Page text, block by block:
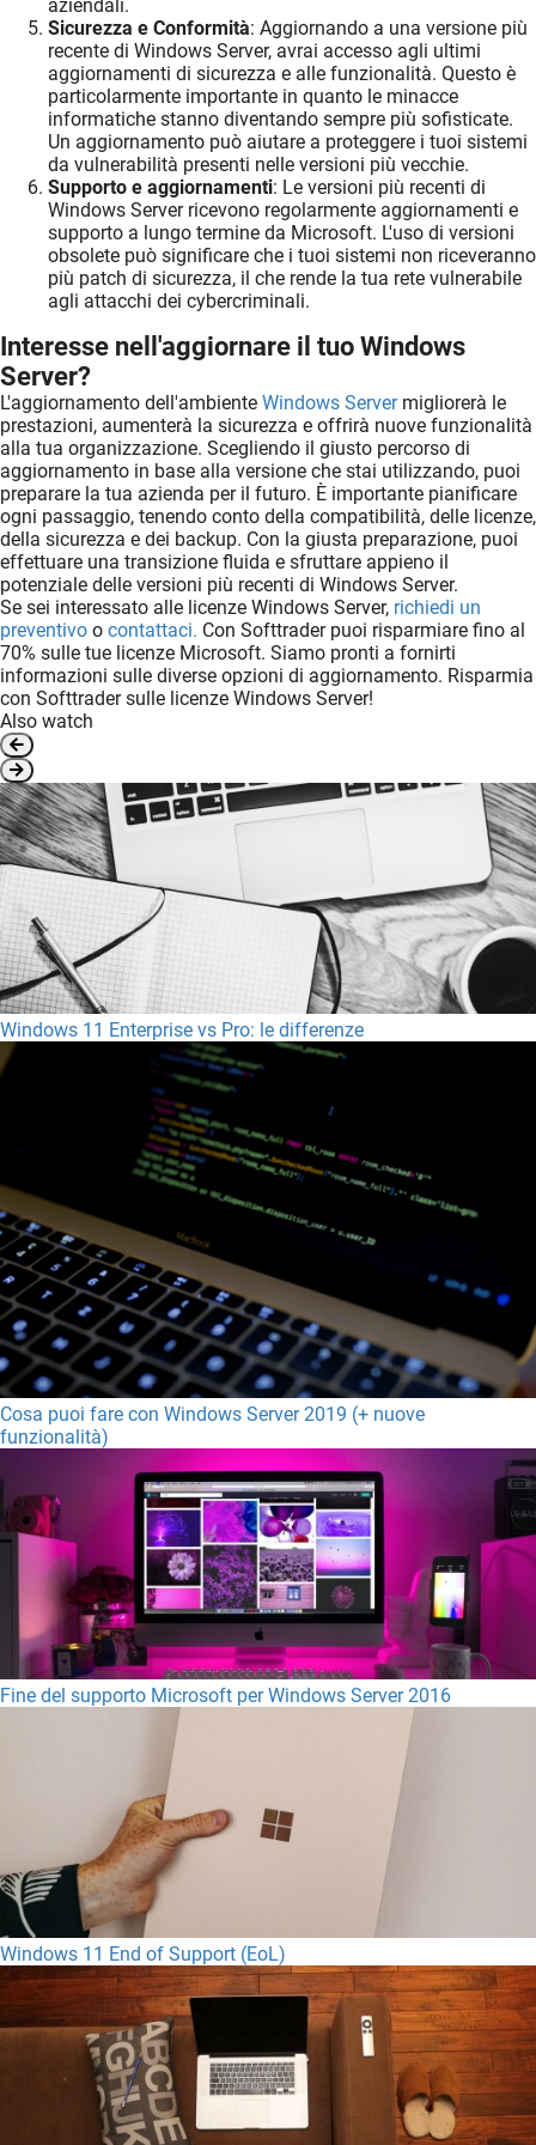
aziendali.
Sicurezza e Conformità: Aggiornando a una versione più
recente di Windows Server, avrai accesso agli ultimi
aggiornamenti di sicurezza e alle funzionalità. Questo è
particolarmente importante in quanto le minacce
informatiche stanno diventando sempre più sofisticate.
Un aggiornamento può aiutare a proteggere i tuoi sistemi
da vulnerabilità presenti nelle versioni più vecchie.
Supporto e aggiornamenti: Le versioni più recenti di
Windows Server ricevono regolarmente aggiornamenti e
supporto a lungo termine da Microsoft. L'uso di versioni
obsolete può significare che i tuoi sistemi non riceveranno
più patch di sicurezza, il che rende la tua rete vulnerabile
agli attacchi dei cybercriminali.
Interesse nell'aggiornare il tuo Windows
Server?
L'aggiornamento dell'ambiente Windows Servermigliorerà le
prestazioni, aumenterà la sicurezza e offrirà nuove funzionalità
alla tua organizzazione. Scegliendo il giusto percorso di
aggiornamento in base alla versione che stai utilizzando, puoi
preparare la tua azienda per il futuro. È importante pianificare
ogni passaggio, tenendo conto della compatibilità, delle licenze,
della sicurezza e dei backup. Con la giusta preparazione, puoi
effettuare una transizione fluida e sfruttare appieno il
potenziale delle versioni più recenti di Windows Server.
Se sei interessato alle licenze Windows Server, richiedi un
preventivo o contattaci. Con Softtrader puoi risparmiare fino al
70% sulle tue licenze Microsoft. Siamo pronti a fornirti
informazioni sulle diverse opzioni di aggiornamento. Risparmia
con Softtrader sulle licenze Windows Server!
Also watch
Windows 11 Enterprise vs Pro: le differenze
Cosa puoi fare con Windows Server 2019 (+ nuove
funzionalità)
Fine del supporto Microsoft per Windows Server 2016
Windows 11 End of Support (EoL)